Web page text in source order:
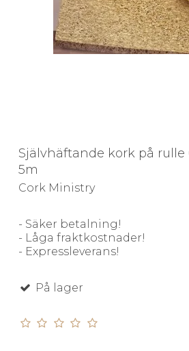
Självhäftande kork på rulle
5m
Cork Ministry
- Säker betalning!
- Låga fraktkostnader!
- Expressleverans!
På lager